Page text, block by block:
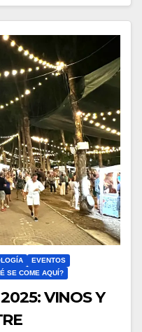
EVENTOS
SE COME AQUÍ?
VINOS Y